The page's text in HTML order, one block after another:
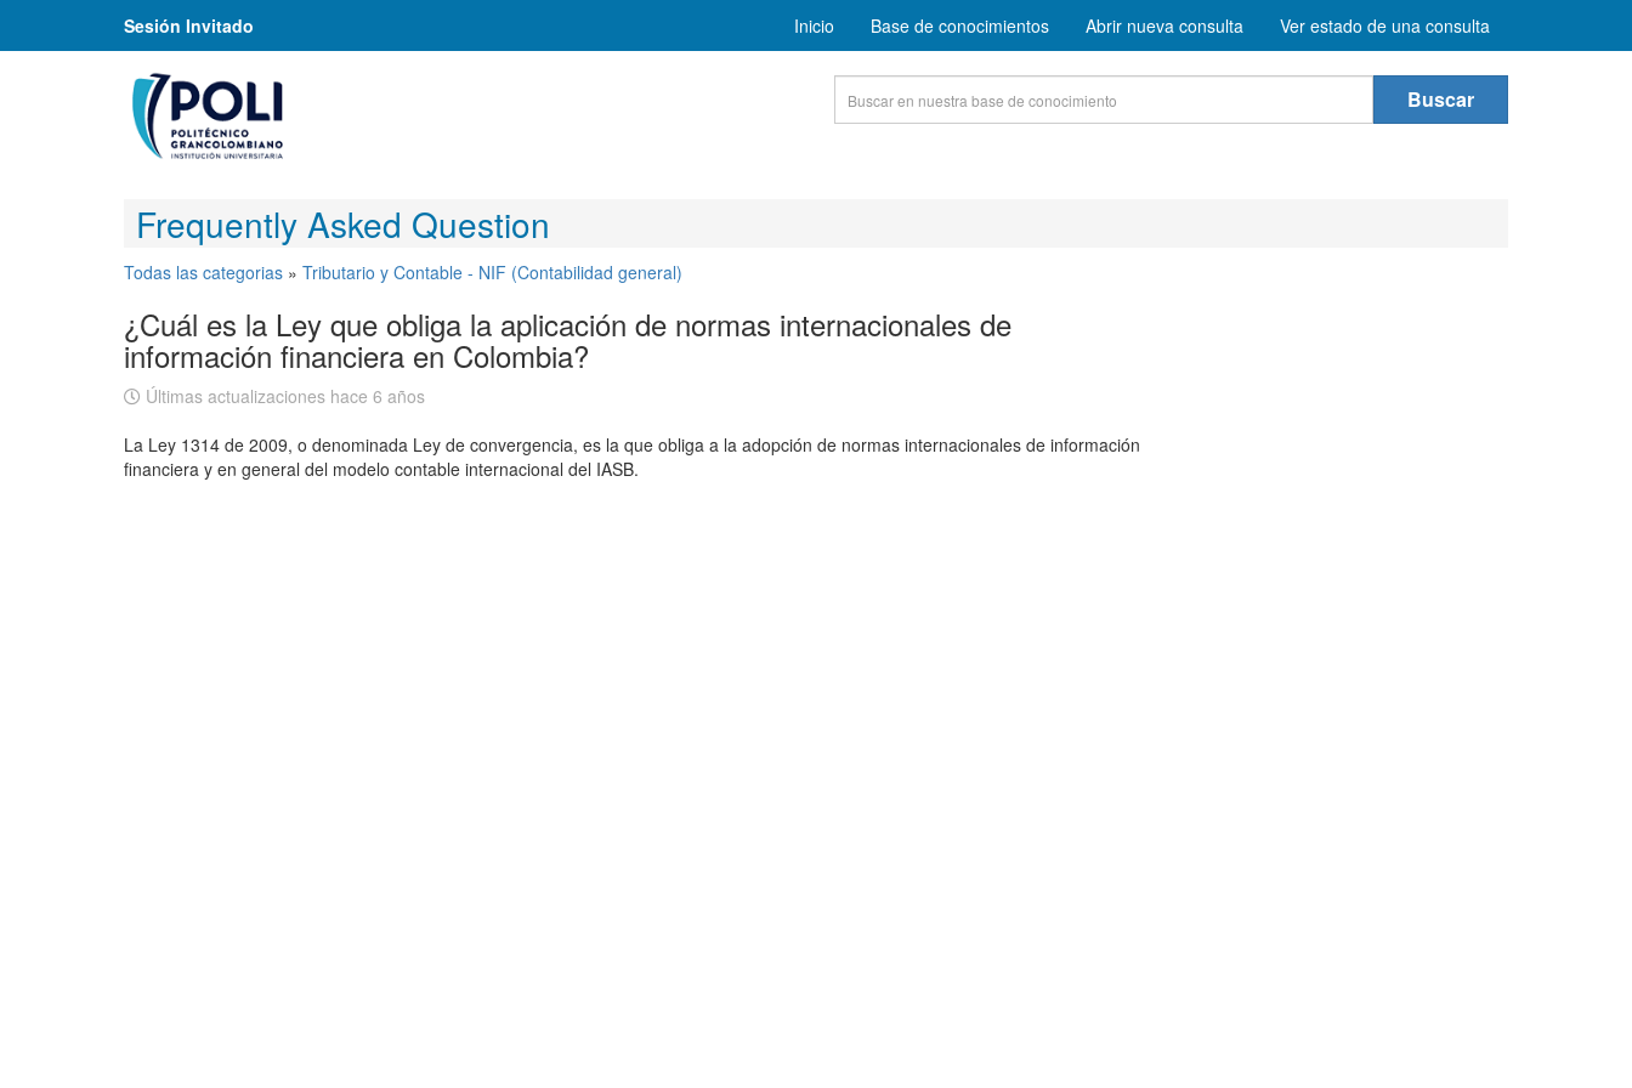
Sesión Invitado Inicio Base de conocimientos Abrir nueva consulta Ver estado de una consulta
Buscar
Frequently Asked Question
Todas las categorias » Tributario y Contable - NIF (Contabilidad general)
¿Cuál es la Ley que obliga la aplicación de normas internacionales de
información financiera en Colombia?
Últimas actualizaciones hace 6 años
La Ley 1314 de 2009, o denominada Ley de convergencia, es la que obliga a la adopción de normas internacionales de información
financiera y en general del modelo contable internacional del IASB.